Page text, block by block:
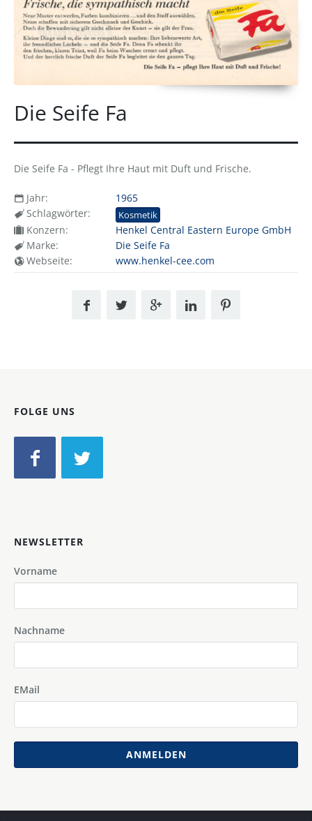
Die Seife Fa
Die Seife Fa - Pflegt Ihre Haut mit Duft und Frische.
Jahr:
1965
Schlagwörter:
Kosmetik
Konzern:
Henkel Central Eastern Europe GmbH
Marke:
Die Seife Fa
Webseite:
www.henkel-cee.com
FOLGE UNS
NEWSLETTER
Vorname
Nachname
EMail
ANMELDEN